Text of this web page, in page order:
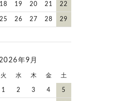
18 19 20 21 22
25 26 27 28 29
年9月
火 水 木 金 土
1 2 3 4 5